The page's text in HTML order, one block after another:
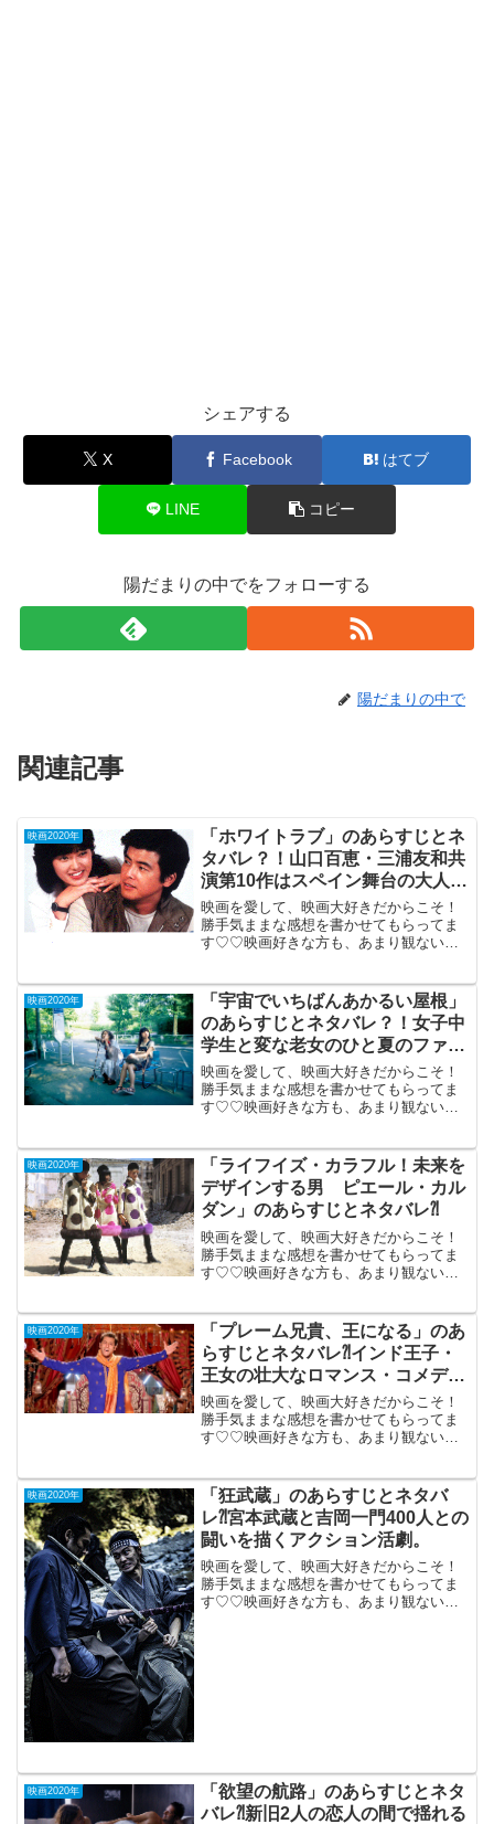
シェアする
X Facebook はてブ
LINE コピー
陽だまりの中でをフォローする
陽だまりの中で
関連記事
映画2020年
「ホワイトラブ」のあらすじとネ
タバレ？！山口百恵・三浦友和共
演第10作はスペイン舞台の大人の
恋愛。
映画を愛して、映画大好きだからこそ！
勝手気ままな感想を書かせてもらってま
す♡♡映画好きな方も、あまり観ない方
開110(分）山口百恵・三浦友和共演第10
作...
映画2020年
「宇宙でいちばんあかるい屋根」
のあらすじとネタバレ？！女子中
学生と変な老女のひと夏のファン
タジー。
映画を愛して、映画大好きだからこそ！
勝手気ままな感想を書かせてもらってま
す♡♡映画好きな方も、あまり観ない方
分）女子中学生と変な老女の ひと夏のフ
ァンタ...
映画2020年
「ライフイズ・カラフル！未来を
デザインする男 ピエール・カル
ダン」のあらすじとネタバレ⁈
映画を愛して、映画大好きだからこそ！
勝手気ままな感想を書かせてもらってま
す♡♡映画好きな方も、あまり観ない方
男 ピエール・カルダン」（米仏合
作）2020年10月2...
映画2020年
「プレーム兄貴、王になる」のあ
らすじとネタバレ⁈インド王子・
王女の壮大なロマンス・コメデ
ィ。
映画を愛して、映画大好きだからこそ！
勝手気ままな感想を書かせてもらってま
す♡♡映画好きな方も、あまり観ない方
月21日（164分）サルマン・カーン主演の
イン...
映画2020年
「狂武蔵」のあらすじとネタバ
レ⁈宮本武蔵と吉岡一門400人との
闘いを描くアクション活劇。
映画を愛して、映画大好きだからこそ！
勝手気ままな感想を書かせてもらってま
す♡♡映画好きな方も、あまり観ない方
映画2020年
「欲望の航路」のあらすじとネタ
バレ⁈新旧2人の恋人の間で揺れる